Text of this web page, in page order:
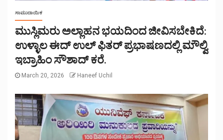
ಸಾಮುದಾಯಿಕ
ಮುಸ್ಲಿಮರು ಅಲ್ಲಾಹನ ಭಯದಿಂದ ಜೀವಿಸಬೇಕಿದೆ:
ಉಳ್ಳಾಲ ಈದ್ ಉಲ್ ಫಿತರ್ ಪ್ರಭಾಷಣದಲ್ಲಿ ಮೌಲ್ವಿ
ಇಬ್ರಾಹಿಂ ಸೌಶಾದ್ ಕರೆ.
March 20, 2026 Haneef Uchil